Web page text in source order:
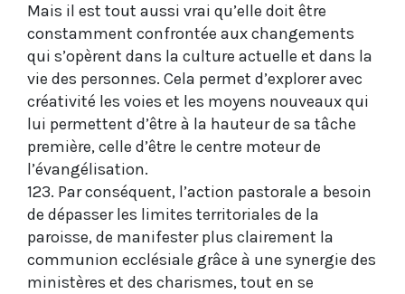
Mais il est tout aussi vrai qu’elle doit être
constamment confrontée aux changements
qui s’opèrent dans la culture actuelle et dans la
vie des personnes. Cela permet d’explorer avec
créativité les voies et les moyens nouveaux qui
lui permettent d’être à la hauteur de sa tâche
première, celle d’être le centre moteur de
l’évangélisation.
123. Par conséquent, l’action pastorale a besoin
de dépasser les limites territoriales de la
paroisse, de manifester plus clairement la
communion ecclésiale grâce à une synergie des
ministères et des charismes, tout en se